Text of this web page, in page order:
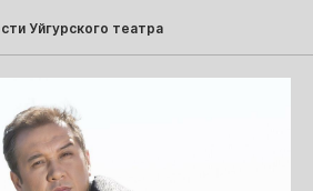
Уйгурского театра